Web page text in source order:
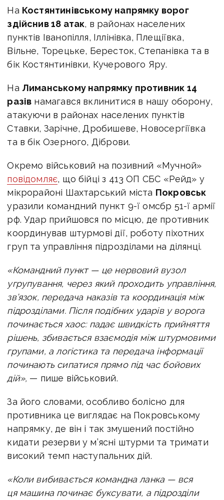
На Костянтинівському напрямку ворог
здійснив 18 атак, в районах населених
пунктів Іванопілля, Іллінівка, Плещіївка,
Вільне, Торецьке, Бересток, Степанівка та в
бік Костянтинівки, Кучерового Яру.
На Лиманському напрямку противник 14
разів намагався вклинитися в нашу оборону,
атакуючи в районах населених пунктів
Ставки, Зарічне, Дробишеве, Новосергіївка
та в бік Озерного, Діброви.
Окремо військовий на позивний «Мучной»
повідомляє, що бійці з 413 ОП СБС «Рейд» у
мікрорайоні Шахтарський міста Покровськ
уразили командний пункт 9-ї омсбр 51-ї армії
рф. Удар прийшовся по місцю, де противник
координував штурмові дії, роботу піхотних
груп та управління підрозділами на ділянці.
«Командний пункт — це нервовий вузол
угрупування, через який проходить управління,
зв’язок, передача наказів та координація між
підрозділами. Після подібних ударів у ворога
починається хаос: падає швидкість прийняття
рішень, збивається взаємодія між штурмовими
групами, а логістика та передача інформації
починають сипатися прямо під час бойових
дій», — пише військовий.
За його словами, особливо болісно для
противника це виглядає на Покровському
напрямку, де він і так змушений постійно
кидати резерви у м’ясні штурми та тримати
високий темп наступальних дій.
«Коли вибивається командна ланка — вся
ця машина починає буксувати, а підрозділи